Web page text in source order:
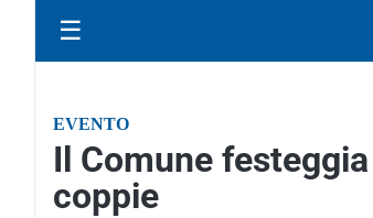
☰
EVENTO
Il Comune
coppie